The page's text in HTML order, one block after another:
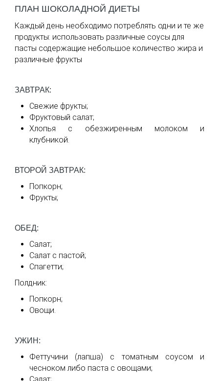
ПЛАН ШОКОЛАДНОЙ ДИЕТЫ
Каждый день необходимо потреблять одни и те же
продукты: использовать различные соусы для
пасты содержащие небольшое количество жира и
различные фрукты
ЗАВТРАК:
Свежие фрукты;
Фруктовый салат;
Хлопья с обезжиренным молоком и
клубникой.
ВТОРОЙ ЗАВТРАК:
Попкорн;
Фрукты;
ОБЕД:
Салат;
Салат с пастой;
Спагетти;
Полдник:
Попкорн;
Овощи.
УЖИН:
Феттучини (лапша) с томатным соусом и
чесноком либо паста с овощами;